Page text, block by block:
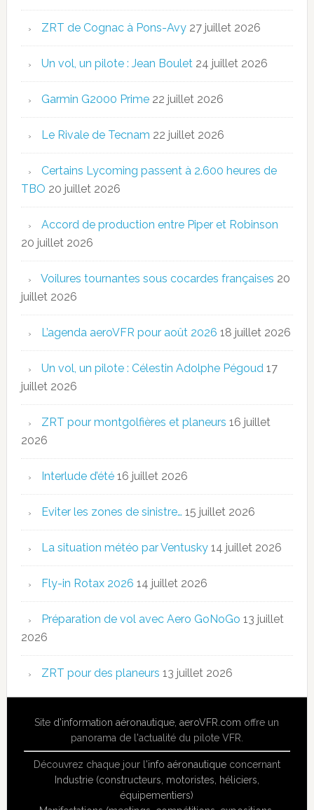
ZRT de Cognac à Pons-Avy 27 juillet 2026
Un vol, un pilote : Jean Boulet 24 juillet 2026
Garmin G2000 Prime 22 juillet 2026
Le Rivale de Tecnam 22 juillet 2026
Certains Lycoming passent à 2.600 heures de
TBO 20 juillet 2026
Accord de production entre Piper et Robinson
20 juillet 2026
Voilures tournantes sous cocardes françaises 20
juillet 2026
L’agenda aeroVFR pour août 2026 18 juillet 2026
Un vol, un pilote : Célestin Adolphe Pégoud 17
juillet 2026
ZRT pour montgolfières et planeurs 16 juillet
2026
Interlude d’été 16 juillet 2026
Eviter les zones de sinistre… 15 juillet 2026
La situation météo par Ventusky 14 juillet 2026
Fly-in Rotax 2026 14 juillet 2026
Préparation de vol avec Aero GoNoGo 13 juillet
2026
ZRT pour des planeurs 13 juillet 2026
Site d'information aéronautique,aeroVFR.com offre un
panorama de l'actualité du pilote VFR.
Découvrez chaque jour l'info aéronautiqueconcernant
Industrie (constructeurs, motoristes, héliciers,
équipementiers)